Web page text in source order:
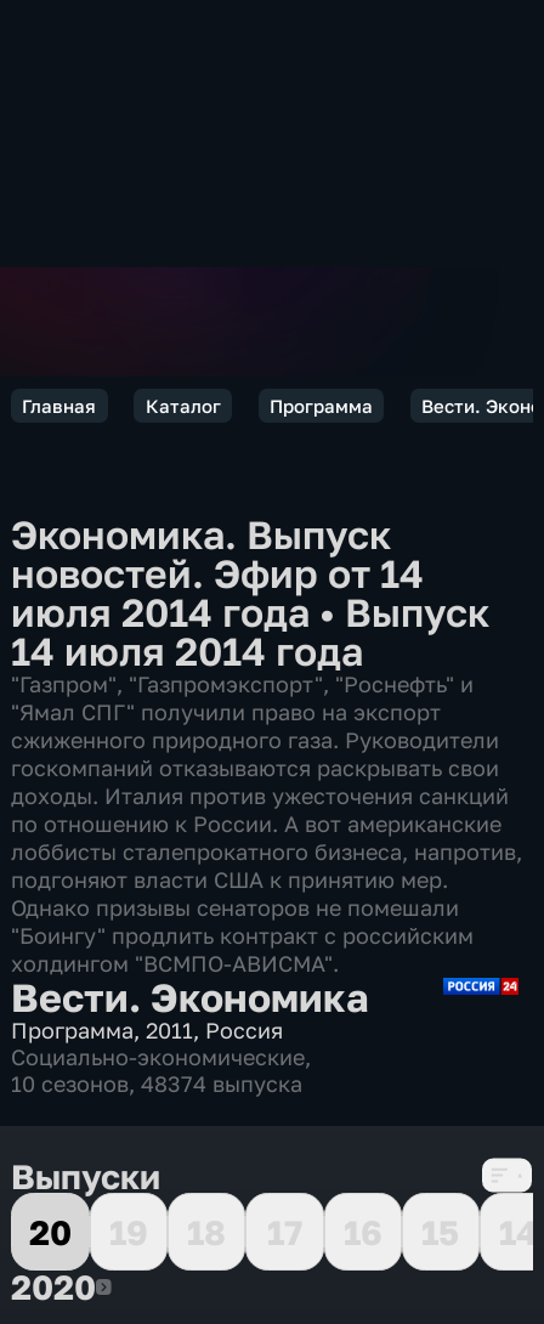
Главная Каталог Программа Вести.
Экономика. Выпуск
новостей. Эфир от 14
июля 2014 года • Выпуск
14 июля 2014 года
"Газпром", "Газпромэкспорт", "Роснефть" и
"Ямал СПГ" получили право на экспорт
сжиженного природного газа. Руководители
госкомпаний отказываются раскрывать свои
доходы. Италия против ужесточения санкций
по отношению к России. А вот американские
лоббисты сталепрокатного бизнеса, напротив,
подгоняют власти США к принятию мер.
Однако призывы сенаторов не помешали
"Боингу" продлить контракт с российским
холдингом "ВСМПО-АВИСМА".
Вести. Экономика
Программа,2011, Россия
Социально-экономические,
10 сезонов, 48374 выпуска
Выпуски
20
19 18 17 16 15
14
20202020